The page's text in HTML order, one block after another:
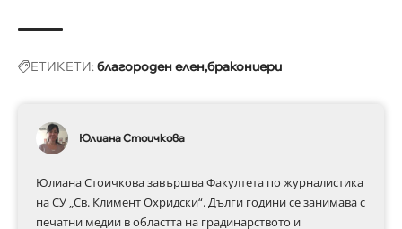
ЕТИКЕТИ:благороден еленбракониери
Юлиана Стоичкова
Юлиана Стоичкова завършва Факултета по журналистика
на СУ „Св. Климент Охридски“. Дълги години се занимава с
печатни медии в областта на градинарството и